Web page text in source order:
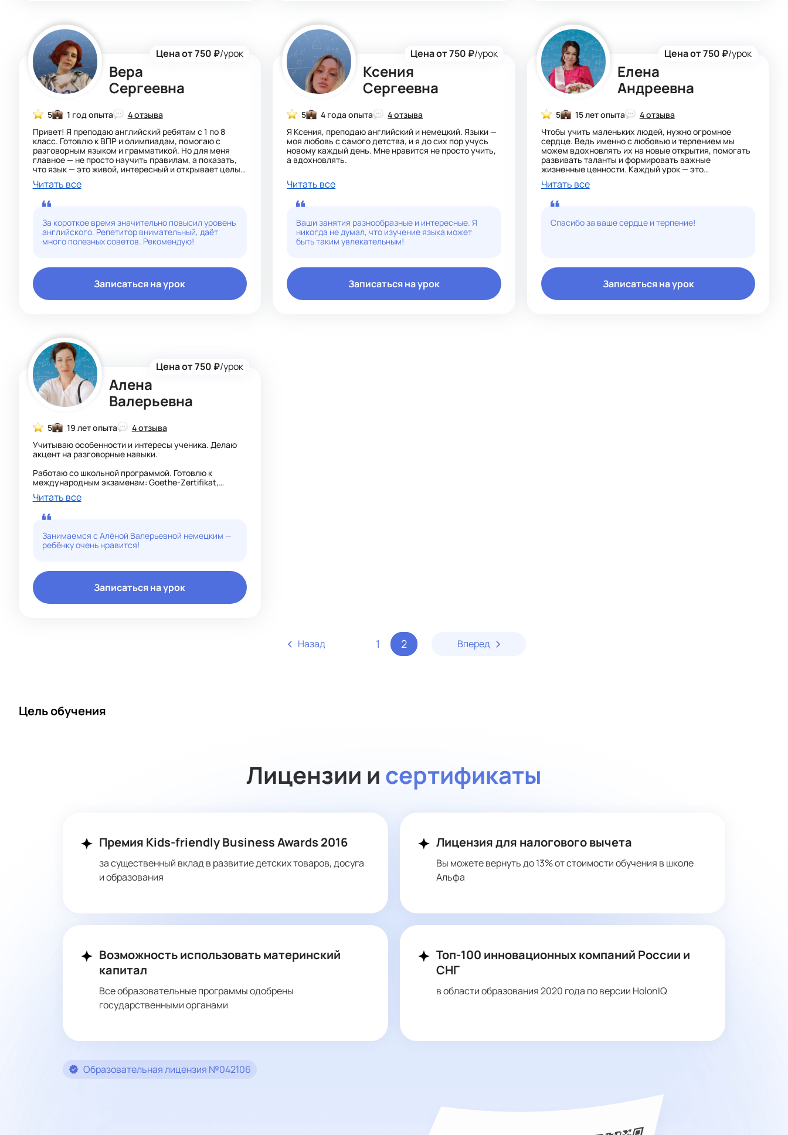
Вера
Сергеевна
Цена от 750 ₽/урок
5 1 год опыта
4 отзыва
Привет! Я преподаю английский ребятам с 1 по 8
класс. Готовлю к ВПР и олимпиадам, помогаю с
разговорным языком и грамматикой. Но для меня
главное — не просто научить правилам, а показать,
что язык — это живой, интересный и открывает целый
мир. Я обожаю, когда у ребёнка загораются глаза,
потому что он понял, что сказали в фильме, или сам
ничего не знал, а теперь участвует в олимпиадах по
английскому. Это не магия — это системная работа и
любовь к предмету. Я сама постоянно учусь: прохожу
среду. Даже вела там разговорный клуб — мы с
ребятами обсуждали серьёзные темы, спорили,
искали решения, и это очень помогало им
чувствовать себя увереннее.
будущем язык не казался чужим. Всё всегда
подстраиваю под ученика: его уровень, скорость,
цели. Если вы хотите, чтобы ребёнок не просто
выучил язык, а заговорил на нём и полюбил — я с
радостью помогу!
Читать все
За короткое время значительно повысил уровень
английского. Репетитор внимательный, даёт
много полезных советов. Рекомендую!
Записаться на урок
Ксения
Сергеевна
Цена от 750 ₽/урок
5 4 года опыта
4 отзыва
Я Ксения, преподаю английский и немецкий. Языки —
моя любовь с самого детства, и я до сих пор учусь
новому каждый день. Мне нравится не просто учить,
а вдохновлять.
Занимаюсь со школьниками (подготовка к ОГЭ/ЕГЭ,
олимпиадам, ВПР, помощь с проектами) и взрослыми
Использую коммуникативный подход: мы много
живой диалог, а не сухие правила. И да, мои
материалы всегда красивые — потому что учиться
должно быть приятно!
про зубрёжку, а про общение и свободу. Буду рада
помочь вам или вашему ребёнку!
Читать все
Ваши занятия разнообразные и интересные. Я
никогда не думал, что изучение языка может
быть таким увлекательным!
Записаться на урок
Елена
Андреевна
Цена от 750 ₽/урок
5 15 лет опыта
4 отзыва
Чтобы учить маленьких людей, нужно огромное
сердце. Ведь именно с любовью и терпением мы
можем вдохновлять их на новые открытия, помогать
развивать таланты и формировать важные
жизненные ценности. Каждый урок — это
возможность оставить след в их судьбе и сделать
этот мир лучше.
Читать все
Спасибо за ваше сердце и терпение!
Записаться на урок
Алена
Валерьевна
Цена от 750 ₽/урок
5 19 лет опыта
4 отзыва
Учитываю особенности и интересы ученика. Делаю
акцент на разговорные навыки.
Работаю со школьной программой. Готовлю к
международным экзаменам: Goethe-Zertifikat,
TestDaF, DSH, ÖSD, Telc, ECL.
интерактивных заданий.
Читать все
Занимаемся с Алёной Валерьевной немецким —
ребёнку очень нравится!
Записаться на урок
Назад 1 2 Вперед
Цель обучения
Лицензии и сертификаты
Премия Kids-friendly Business Awards 2016
за существенный вклад в развитие детских товаров, досуга
и образования
Лицензия для налогового вычета
Вы можете вернуть до 13% от стоимости обучения в школе
Альфа
Возможность использовать материнский
капитал
Все образовательные программы одобрены
государственными органами
Топ-100 инновационных компаний России и
СНГ
в области образования 2020 года по версии HolonIQ
Образовательная лицензия №042106